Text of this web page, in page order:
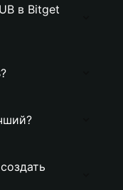
в Bitget